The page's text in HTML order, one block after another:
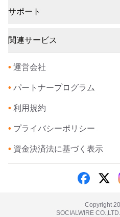
サポート
関連サービス
• 運営会社
• パートナープログラム
• 利用規約
• プライバシーポリシー
• 資金決済法に基づく表示
Copyright
SOCIALWIRE